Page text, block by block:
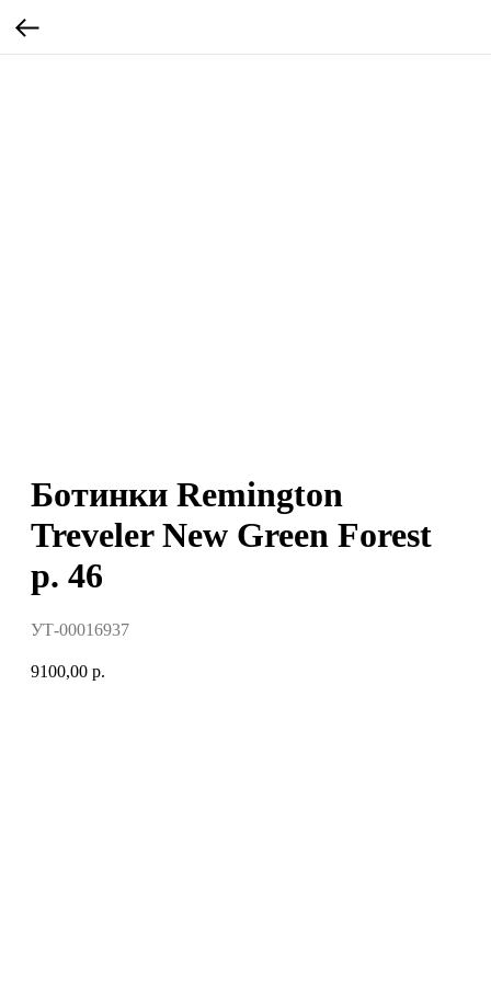
Ботинки Remington
Treveler New Green Forest
р. 46
УТ-00016937
9100,00 р.